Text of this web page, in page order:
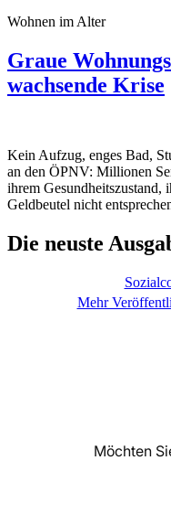
Wohnen im Alter
Graue
wachsende Krise
Kein Aufzug, enges Bad,
an den ÖPNV: Millionen
ihrem Gesundheitszustand,
Geldbeutel nicht
Die neuste
Mehr